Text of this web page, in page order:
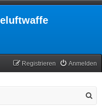
Anmelden
Registrieren